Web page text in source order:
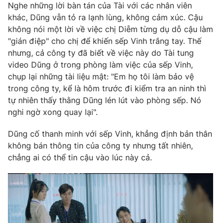
VTV Money VTV Thể thao
VTV Sức khoẻ Bất động sản
Thị trường 24h Tấm lòng Việt
VTV4
VTV9 VTV8
THỜI BÁO VTV
Nghe những lời bàn tán của Tài với các nhân viên
khác, Dũng vẫn tỏ ra lạnh lùng, không cảm xúc. Cậu
không nói một lời về việc chị Diễm từng dụ dỗ cậu làm
"gián điệp" cho chị để khiến sếp Vinh trắng tay. Thế
nhưng, cả công ty đã biết về việc này do Tài tung
video Dũng ở trong phòng làm việc của sếp Vinh,
chụp lại những tài liệu mật: "Em họ tôi làm bảo vệ
trong công ty, kể là hôm trước đi kiểm tra an ninh thì
tự nhiên thấy thằng Dũng lén lút vào phòng sếp. Nó
nghi ngờ xong quay lại".
Dũng cố thanh minh với sếp Vinh, khẳng định bản thân
không bán thông tin của công ty nhưng tất nhiên,
chẳng ai có thể tin cậu vào lúc này cả.